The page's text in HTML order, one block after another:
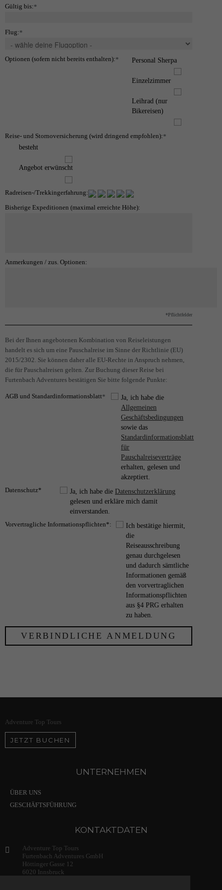
Gültig bis:*
Flug:*
Optionen (sofern nicht bereits enthalten):* Personal Sherpa
Einzelzimmer
Leihrad (nur
Bikereisen)
Reise- und Stornoversicherung (wird dringend empfohlen):*
besteht
Angebot erwünscht
Radreisen-/Trekkingerfahrung:
Bisherige Expeditionen (maximal erreichte Höhe):
Anmerkungen / zus. Optionen:
*Pflichtfelder
Bei der Ihnen angebotenen Kombination von Reiseleistungen
handelt es sich um eine Pauschalreise im Sinne der Richtlinie (EU)
2015/2302. Sie können daher alle EU-Rechte in Anspruch nehmen,
die für Pauschalreisen gelten. Zur Buchung dieser Reise bei
Furtenbach Adventures bestätigen Sie bitte folgende Punkte:
AGB und Standardinformationsblatt*
Ja, ich habe die
Allgemeinen
Geschäftsbedingungen
sowie das
Standardinformationsblatt
für
Pauschalreiseverträge
erhalten, gelesen und
akzeptiert.
Datenschutz*
Ja, ich habe die Datenschutzerklärung
gelesen und erkläre mich damit
einverstanden.
Vorvertragliche Informationspflichten*:
Ich bestätige hiermit,
die
Reiseausschreibung
genau durchgelesen
und dadurch sämtliche
Informationen gemäß
den vorvertraglichen
Informationspflichten
aus §4 PRG erhalten
zu haben.
Adventure Top Tours
JETZT BUCHEN
UNTERNEHMEN
ÜBER UNS
GESCHÄFTSFÜHRUNG
KONTAKTDATEN
Adventure Top Tours
Furtenbach Adventures GmbH
Höttinger Gasse 12
6020 Innsbruck